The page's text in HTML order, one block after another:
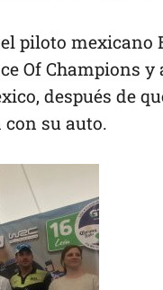
piloto mexicano
Of Champions
después de
su auto.